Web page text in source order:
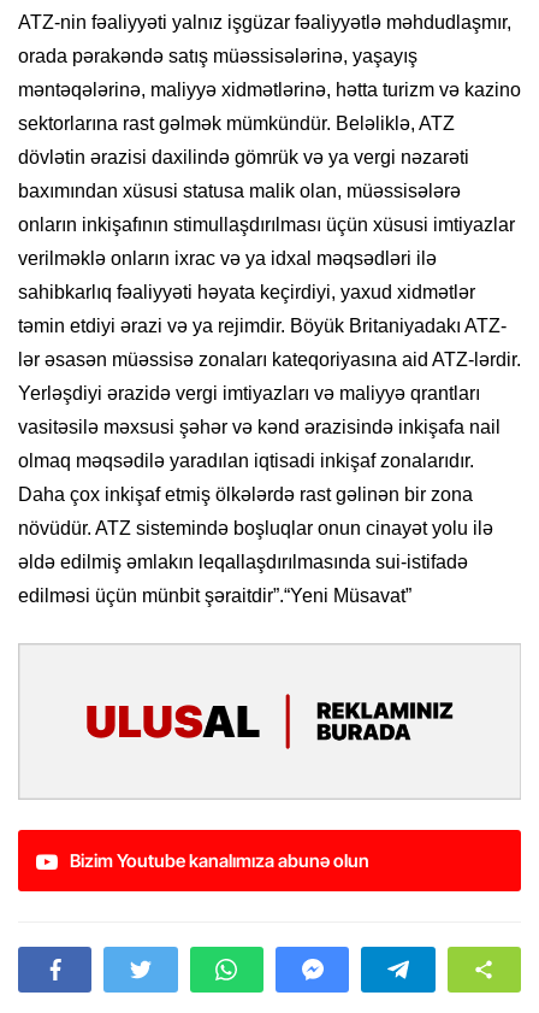
ATZ-nin fəaliyyəti yalnız işgüzar fəaliyyətlə məhdudlaşmır,
orada pərakəndə satış müəssisələrinə, yaşayış
məntəqələrinə, maliyyə xidmətlərinə, hətta turizm və kazino
sektorlarına rast gəlmək mümkündür. Beləliklə, ATZ
dövlətin ərazisi daxilində gömrük və ya vergi nəzarəti
baxımından xüsusi statusa malik olan, müəssisələrə
onların inkişafının stimullaşdırılması üçün xüsusi imtiyazlar
verilməklə onların ixrac və ya idxal məqsədləri ilə
sahibkarlıq fəaliyyəti həyata keçirdiyi, yaxud xidmətlər
təmin etdiyi ərazi və ya rejimdir. Böyük Britaniyadakı ATZ-
lər əsasən müəssisə zonaları kateqoriyasına aid ATZ-lərdir.
Yerləşdiyi ərazidə vergi imtiyazları və maliyyə qrantları
vasitəsilə məxsusi şəhər və kənd ərazisində inkişafa nail
olmaq məqsədilə yaradılan iqtisadi inkişaf zonalarıdır.
Daha çox inkişaf etmiş ölkələrdə rast gəlinən bir zona
növüdür. ATZ sistemində boşluqlar onun cinayət yolu ilə
əldə edilmiş əmlakın leqallaşdırılmasında sui-istifadə
edilməsi üçün münbit şəraitdir”.“Yeni Müsavat”
Bizim Youtube kanalımıza abunə olun